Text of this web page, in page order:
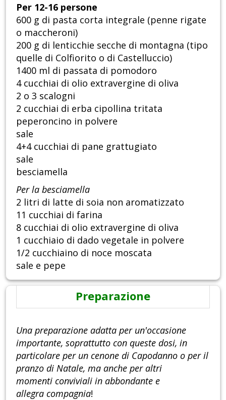
Per 12-16 persone
600 g di pasta corta integrale (penne rigate
o maccheroni)
200 g di lenticchie secche di montagna (tipo
quelle di Colfiorito o di Castelluccio)
1400 ml di passata di pomodoro
4 cucchiai di olio extravergine di oliva
2 o 3 scalogni
2 cucchiai di erba cipollina tritata
peperoncino in polvere
sale
4+4 cucchiai di pane grattugiato
sale
besciamella
Per la besciamella
2 litri di latte di soia non aromatizzato
11 cucchiai di farina
8 cucchiai di olio extravergine di oliva
1 cucchiaio di dado vegetale in polvere
1/2 cucchiaino di noce moscata
sale e pepe
Preparazione
Una preparazione adatta per un'occasione
importante, soprattutto con queste dosi, in
particolare per un cenone di Capodanno o per il
pranzo di Natale, ma anche per altri
momenti conviviali in abbondante e
allegra compagnia!